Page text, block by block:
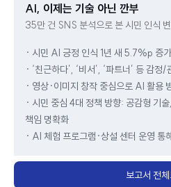
AI, 이제는 기술 아닌 깐부
35만 건 SNS 분석으로 본 시민 인식
· 시민 AI 긍정 인식 1년 새 5.7%p 증가
· ‘친근하다’, ‘비서’, ‘파트너’ 등 감정
· 영상·이미지 창작 중심으로 AI 활용
· 시민 중심 4대 정책 방향: 공감형 기
책임 명확화
· AI 체험 프로그램·상설 센터 운영 통
보고서 전